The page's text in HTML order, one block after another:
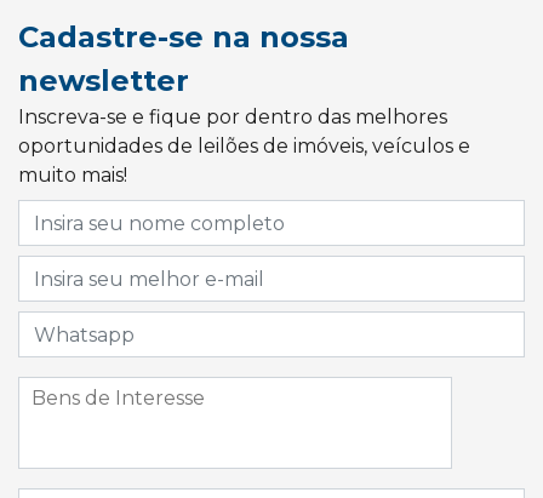
Cadastre-se na nossa
newsletter
Inscreva-se e fique por dentro das melhores
oportunidades de leilões de imóveis, veículos e
muito mais!